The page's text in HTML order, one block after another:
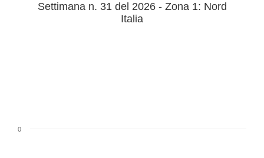
Settimana n. 31 del 2026 - Zona 1: Nord
Italia
0